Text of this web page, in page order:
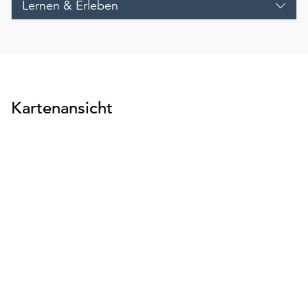
Lernen & Erleben
Kartenansicht